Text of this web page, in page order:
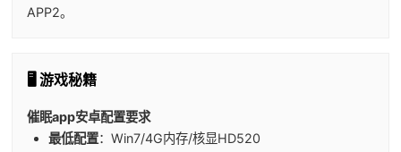
APP2。
🖥️ 游戏秘籍
催眠app安卓配置要求
​最低配置​​：Win7/4G内存/核显HD520